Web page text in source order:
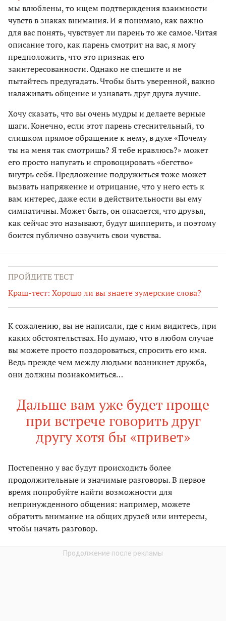
мы влюблены, то ищем подтверждения взаимности
чувств в знаках внимания. И я понимаю, как важно
для вас понять, чувствует ли парень то же самое. Читая
описание того, как парень смотрит на вас, я могу
предположить, что это признак его
заинтересованности. Однако не спешите и не
пытайтесь предугадать. Чтобы быть уверенной, важно
налаживать общение и узнавать друг друга лучше.
Хочу сказать, что вы очень мудры и делаете верные
шаги. Конечно, если этот парень стеснительный, то
слишком прямое обращение к нему, в духе «Почему
ты на меня так смотришь? Я тебе нравлюсь?» может
его просто напугать и спровоцировать «бегство»
внутрь себя. Предложение подружиться тоже может
вызвать напряжение и отрицание, что у него есть к
вам интерес, даже если в действительности вы ему
симпатичны. Может быть, он опасается, что друзья,
как сейчас это называют, будут шипперить, и поэтому
боится публично озвучить свои чувства.
ПРОЙДИТЕ ТЕСТ
Краш-тест: Хорошо ли вы знаете зумерские слова?
К сожалению, вы не написали, где с ним видитесь, при
каких обстоятельствах. Но думаю, что в любом случае
вы можете просто поздороваться, спросить его имя.
Ведь прежде чем между людьми возникнет дружба,
они должны познакомиться…
Дальше вам уже будет проще
при встрече говорить друг
другу хотя бы «привет»
Постепенно у вас будут происходить более
продолжительные и значимые разговоры. В первое
время попробуйте найти возможности для
непринужденного общения: например, можете
обратить внимание на общих друзей или интересы,
чтобы начать разговор.